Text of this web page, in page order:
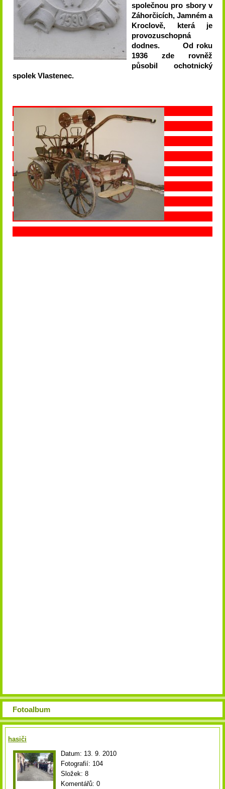
společnou pro sbory v
Záhorčicích, Jamném a
Kroclově, která je
provozuschopná
dodnes. Od roku
1936 zde rovněž
působil ochotnický
spolek Vlastenec.
Fotoalbum
hasiči
Datum: 13. 9. 2010
Fotografií: 104
Složek: 8
Komentářů: 0